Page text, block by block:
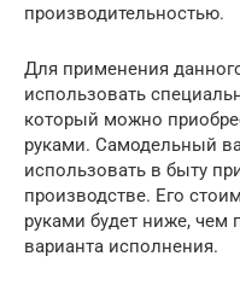
производительностью.
Для применения
использовать
который можно
руками. Самодельный
использовать в быту
производстве. Его
руками будет ниже,
варианта исполнения.